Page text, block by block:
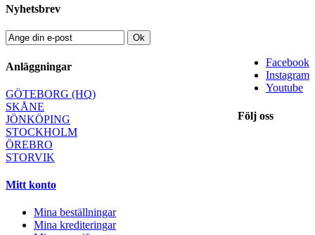
Nyhetsbrev
Ok
Facebook
Instagram
Youtube
Följ oss
Anläggningar
GÖTEBORG (HQ)
SKÅNE
JÖNKÖPING
STOCKHOLM
ÖREBRO
STORVIK
Mitt konto
Mina beställningar
Mina krediteringar